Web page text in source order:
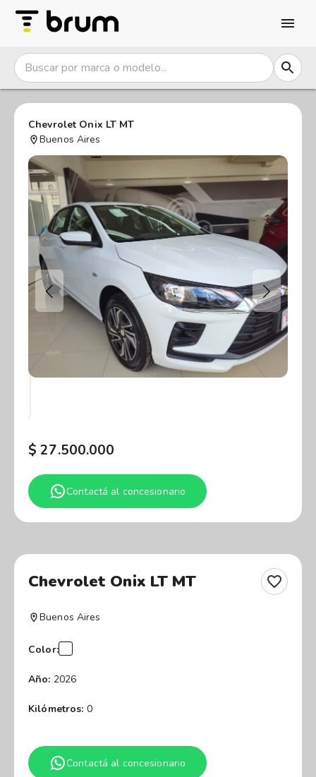
Chevrolet Onix LT MT
Buenos Aires
$ 27.500.000
Contactá al concesionario
Chevrolet Onix LT MT
Buenos Aires
Color:
Año: 2026
Kilómetros: 0
Contactá al concesionario